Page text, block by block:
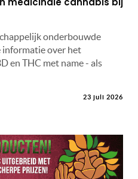
onderbouwde
informatie over het
en THC met name - als
23 juli 2026